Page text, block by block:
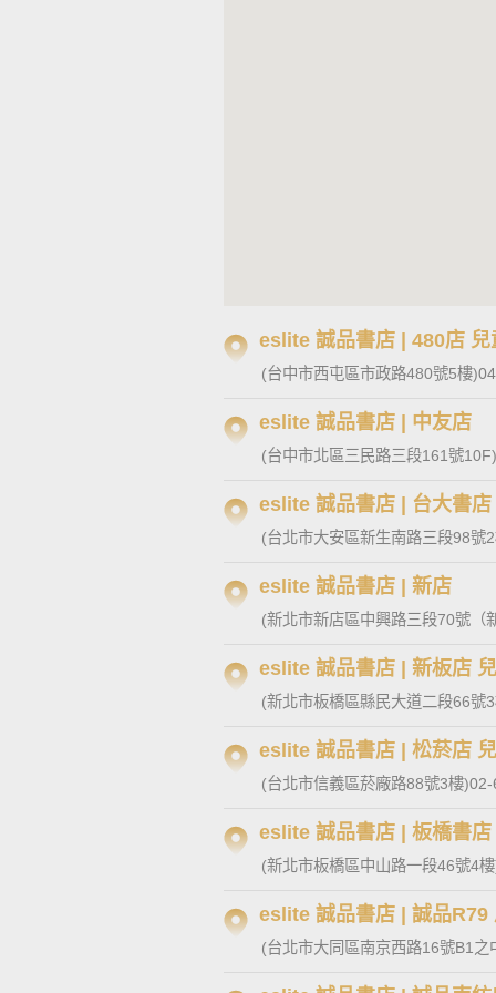
eslite 誠品書店 | 480店 兒
(台中市西屯區市政路480號5樓)
eslite 誠品書店 | 中友店
(台中市北區三民路三段161號10F)
eslite 誠品書店 | 台大書店
(台北市大安區新生南路三段98號
eslite 誠品書店 | 新店
(新北市新店區中興路三段70號（
eslite 誠品書店 | 新板店
(新北市板橋區縣民大道二段66號
eslite 誠品書店 | 松菸店
(台北市信義區菸廠路88號3樓)02-
eslite 誠品書店 | 板橋書店
(新北市板橋區中山路一段46號4
eslite 誠品書店 | 誠品R79
(台北市大同區南京西路16號B1